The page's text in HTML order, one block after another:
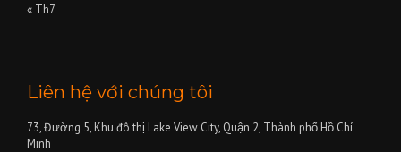
« Th7
Liên hệ với chúng tôi
73, Đường 5, Khu đô thị Lake View City, Quận 2, Thành phố Hồ Chí
Minh